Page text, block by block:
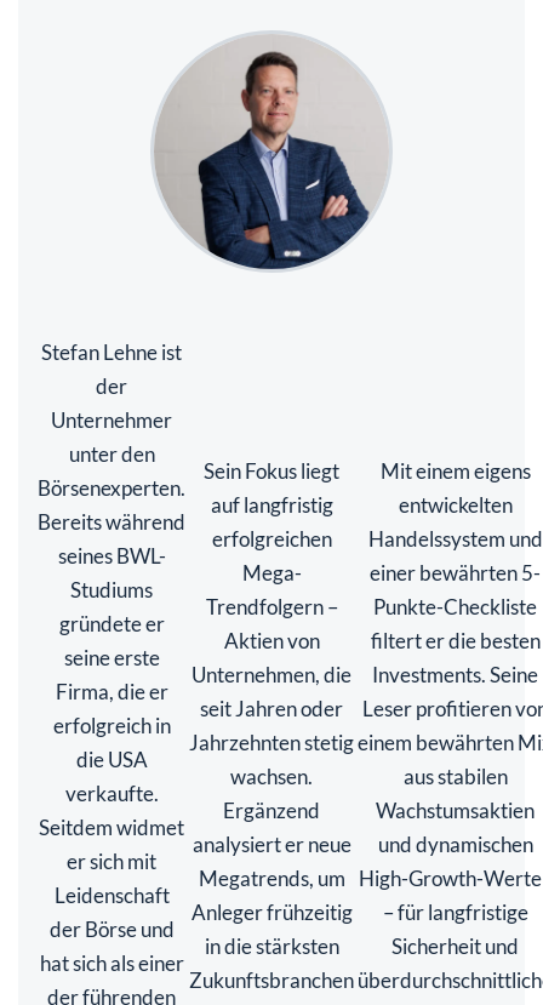
Stefan Lehne ist
der
Unternehmer
unter den
Börsenexperten.
Bereits während
seines BWL-
Studiums
gründete er
seine erste
Firma, die er
erfolgreich in
die USA
verkaufte.
Seitdem widmet
er sich mit
Leidenschaft
der Börse und
hat sich als einer
der führenden
Sein Fokus liegt
auf langfristig
erfolgreichen
Mega-
Trendfolgern –
Aktien von
Unternehmen, die
seit Jahren oder
Jahrzehnten stetig
wachsen.
Ergänzend
analysiert er neue
Megatrends, um
Anleger frühzeitig
in die stärksten
Zukunftsbranchen
Mit einem eigens
entwickelten
Handelssystem und
einer bewährten 5-
Punkte-Checkliste
filtert er die besten
Investments. Seine
Leser profitieren
einem bewährten
aus stabilen
Wachstumsaktien
und dynamischen
High-Growth-
– für langfristige
Sicherheit und